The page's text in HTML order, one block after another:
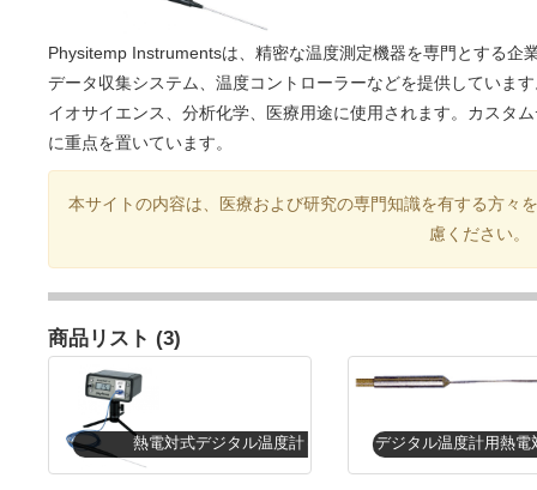
Physitemp Instrumentsは、精密な温度測定機器を専門とする企
データ収集システム、温度コントローラーなどを提供していま
イオサイエンス、分析化学、医療用途に使用されます。カスタ
に重点を置いています。
本サイトの内容は、医療および研究の専門知識を有する方々
慮ください。
商品リスト (3)
熱電対式デジタル温度計